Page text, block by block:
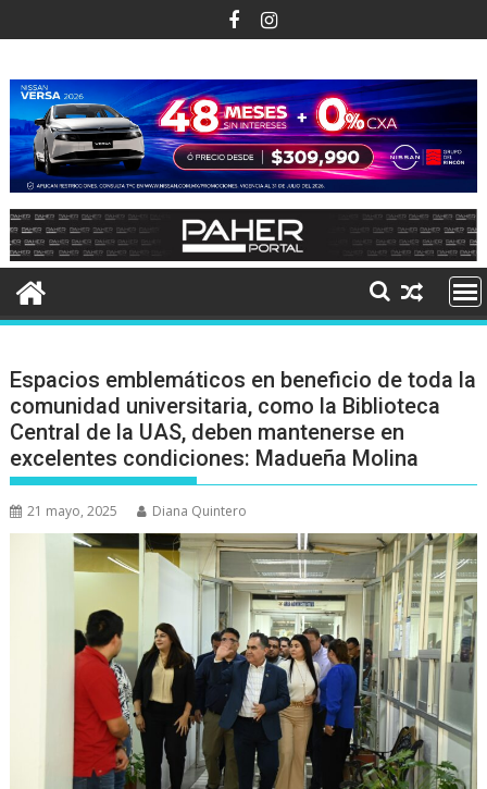
al
Espacios emblemáticos en beneficio de toda la
comunidad universitaria, como la Biblioteca
Central de la UAS, deben mantenerse en
excelentes condiciones: Madueña Molina
21 mayo, 2025 Diana Quintero